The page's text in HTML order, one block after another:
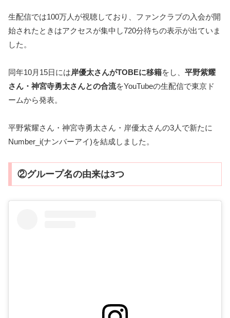
生配信では100万人が視聴しており、ファンクラブの入会が開
始されたときはアクセスが集中し720分待ちの表示が出ていま
した。
同年10月15日には岸優太さんがTOBEに移籍をし、 平野紫耀
さん・神宮寺勇太さんとの合流をYouTubeの生配信で東京ド
ームから発表。
平野紫耀さん・神宮寺勇太さん・岸優太さんの3人で新たに
Number_i(ナンバーアイ)を結成しました。
②グループ名の由来は3つ